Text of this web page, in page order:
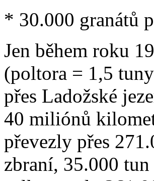
* 30.000 granátů
Jen během roku
(poltora = 1,5
přes Ladožské
40 miliónů
převezly přes
zbraní, 35.000